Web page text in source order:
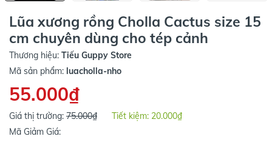
Lũa xương rồng Cholla Cactus size 15
cm chuyên dùng cho tép cảnh
Thương hiệu: Tiếu Guppy Store
Mã sản phẩm: luacholla-nho
55.000₫
Giá thị trường: 75.000₫ Tiết kiệm: 20.000₫
Mã Giảm Giá: